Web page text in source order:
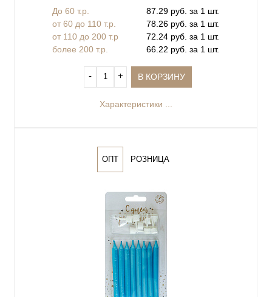
До 60 т.р.
87.29 руб. за 1 шт.
от 60 до 110 т.р.
78.26 руб. за 1 шт.
от 110 до 200 т.р
72.24 руб. за 1 шт.
более 200 т.р.
66.22 руб. за 1 шт.
‐ + В КОРЗИНУ
Характеристики ...
ОПТ РОЗНИЦА